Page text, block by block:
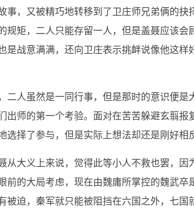
事，又被精巧地转移到了卫庄师兄弟俩的抉
规矩，二人只能存留一人，但是盖聂应该会
是战意满满，还向卫庄表示挑衅说像他这样
二人虽然是一同行事，但是那时的意识便是
出师的第一个考验。面对在苦苦躲避玄翦报
选择了参与，但是实际上想法却还是刚好相
从大义上来说，觉得此等小人不救也罢，因
前的大局考虑，现在由魏庸所掌控的魏武卒
被迫，秦军就只能被阻挡在六国之外，七国